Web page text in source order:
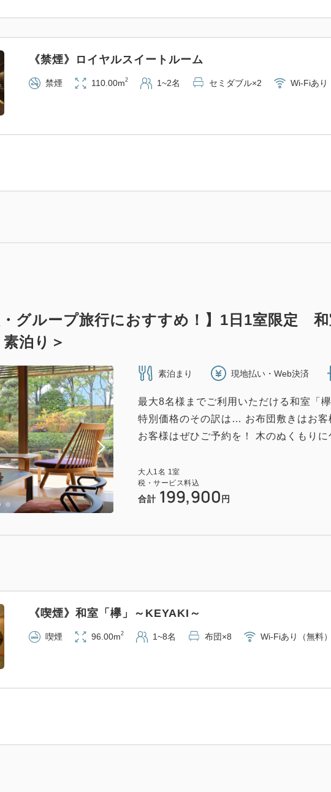
《禁煙》ロイヤルスイートルーム
禁煙 110.00m2 1~2名 セミダブル×2 Wi-Fiあり
・グループ旅行におすすめ！】1日1室限定
泊り＞
素泊まり 現地払い・Web決済
最大8名様までご利用いただける和室「
特別価格のその訳は… お布団敷きはお
お客様はぜひご予約を！ 木のぬくもり
大人 1名 1室
税・サービス料込
合計 199,900 円
《喫煙》和室「欅」～KEYAKI～
喫煙 96.00m2 1~8名 布団×8 Wi-Fiあり（無料）